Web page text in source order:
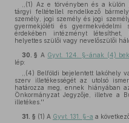
,,(1) Az e törvényben és a külön
tárgyi feltétellel rendelkező
személy, jogi személy és jogi
gyermekjóléti és gyermekvédelmi
érdekében intézményt létesíthet,
helyettes szülői vagy nevelőszülői
30. § A Gyvt. 124. §-ának (4)
lép:
,,(4) Belföldi bejelentett lakóhely
szerv illetékességét az utolsó
határozza meg, ennek hiányában
Önkormányzat Jegyzője, illetve a
illetékes.''
31. § (1) A Gyvt. 131. §-a a